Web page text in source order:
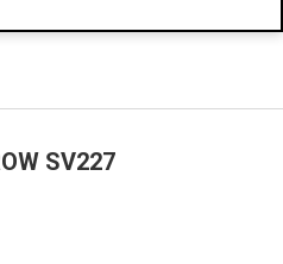
SV227